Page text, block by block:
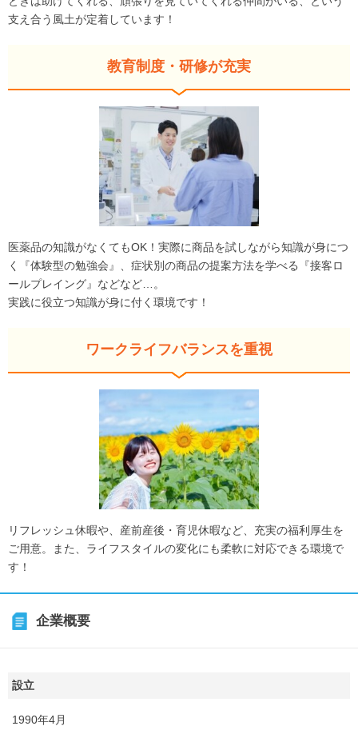
支え合う風土が定着しています！
教育制度・研修が充実
医薬品の知識がなくてもOK！実際に商品を試しながら知識が身につ
く『体験型の勉強会』、症状別の商品の提案方法を学べる『接客ロ
ールプレイング』などなど…。
実践に役立つ知識が身に付く環境です！
ワークライフバランスを重視
リフレッシュ休暇や、産前産後・育児休暇など、充実の福利厚生を
ご用意。また、ライフスタイルの変化にも柔軟に対応できる環境で
す！
企業概要
設立
1990年4月